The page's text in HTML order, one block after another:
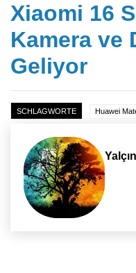
Xiaomi 16
Kamera ve
Geliyor
SCHLAGWORTE Huawei